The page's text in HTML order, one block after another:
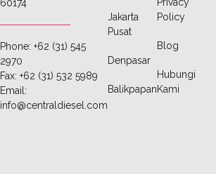
60174
Phone: +62 (31) 545
2970
Fax: +62 (31) 532 5989
Email:
info@centraldiesel.com
Jakarta
Pusat
Denpasar
Balikpapan
Policy
Blog
Hubungi
Kami